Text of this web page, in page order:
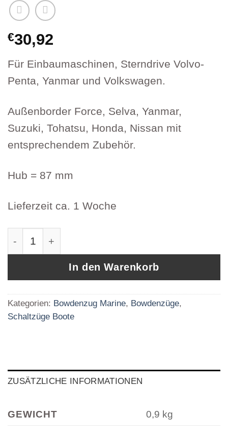
€30,92
Für Einbaumaschinen, Sterndrive Volvo-
Penta, Yanmar und Volkswagen.
Außenborder Force, Selva, Yanmar,
Suzuki, Tohatsu, Honda, Nissan mit
entsprechendem Zubehör.
Hub = 87 mm
Lieferzeit ca. 1 Woche
In den Warenkorb
Kategorien: Bowdenzug Marine, Bowdenzüge,
Schaltzüge Boote
ZUSÄTZLICHE INFORMATIONEN
GEWICHT 0,9 kg